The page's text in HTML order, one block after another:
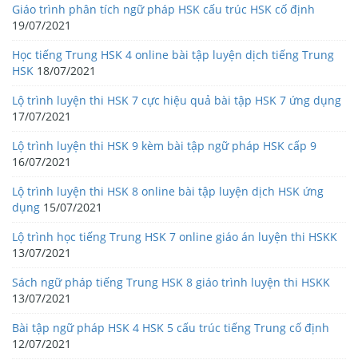
Giáo trình phân tích ngữ pháp HSK cấu trúc HSK cố định
19/07/2021
Học tiếng Trung HSK 4 online bài tập luyện dịch tiếng Trung
HSK 18/07/2021
Lộ trình luyện thi HSK 7 cực hiệu quả bài tập HSK 7 ứng dụng
17/07/2021
Lộ trình luyện thi HSK 9 kèm bài tập ngữ pháp HSK cấp 9
16/07/2021
Lộ trình luyện thi HSK 8 online bài tập luyện dịch HSK ứng
dụng 15/07/2021
Lộ trình học tiếng Trung HSK 7 online giáo án luyện thi HSKK
13/07/2021
Sách ngữ pháp tiếng Trung HSK 8 giáo trình luyện thi HSKK
13/07/2021
Bài tập ngữ pháp HSK 4 HSK 5 cấu trúc tiếng Trung cố định
12/07/2021